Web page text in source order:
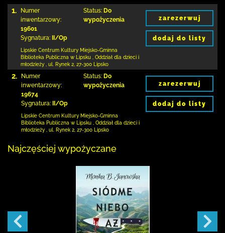
1.
Numer
inwentarzowy:
19601
Sygnatura:
II/Op
Status: Do
wypożyczenia
Lipskie Centrum Kultury Miejsko-Gminna
Biblioteka Publiczna w Lipsku
Oddział dla dzieci i
młodzieży , ul. Rynek 2 27-300 Lipsko
zarezerwuj
dodaj do listy
2.
Numer
inwentarzowy:
19674
Sygnatura:
II/Op
Status: Do
wypożyczenia
Lipskie Centrum Kultury Miejsko-Gminna
Biblioteka Publiczna w Lipsku
Oddział dla dzieci i
młodzieży , ul. Rynek 2 27-300 Lipsko
zarezerwuj
dodaj do listy
Najczęściej wypożyczane